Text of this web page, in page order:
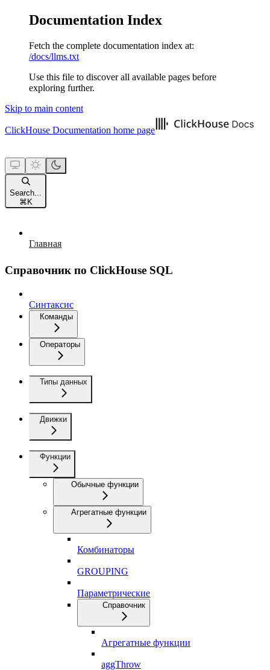
Documentation Index
Fetch the complete documentation index at:
/docs/llms.txt
Use this file to discover all available pages before
exploring further.
Skip to main content
ClickHouse Documentation home page
Search...
⌘ K
Главная
Справочник по ClickHouse SQL
Синтаксис
Команды
Операторы
Типы данных
Движки
Функции
Обычные функции
Агрегатные функции
Комбинаторы
GROUPING
Параметрические
Справочник
Агрегатные функции
aggThrow